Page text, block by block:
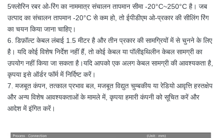
5फ्लोरिन रबर ओ-रिंग का नाममात्र संचालन तापमान सीमा -20°C~250°C है। जब
उत्पाद का संचालन तापमान -20°C से कम हो, तो ईपीडीएम ओ-प्रकार की सीलिंग रिंग
का चयन किया जाना चाहिए।
6. डिफ़ॉल्ट केबल लंबाई 1.5 मीटर है और तीन प्रकार की सामग्रियों में से चुनने के लिए
है। यदि कोई विशेष निर्देश नहीं हैं, तो कोई केबल या पॉलीइथिलीन केबल सामग्री का
उपयोग नहीं किया जा सकता है।यदि आपको एक अलग केबल सामग्री की आवश्यकता है,
कृपया इसे ऑर्डर फॉर्म में निर्दिष्ट करें।
7. मजबूत कंपन, तत्काल प्रभाव बल, मजबूत विद्युत चुम्बकीय या रेडियो आवृत्ति हस्तक्षेप
और अन्य विशेष आवश्यकताओं के मामले में, कृपया हमारी कंपनी को सूचित करें और
आदेश में इंगित करें।